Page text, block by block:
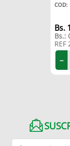
COD:
Bs.:
REF
－